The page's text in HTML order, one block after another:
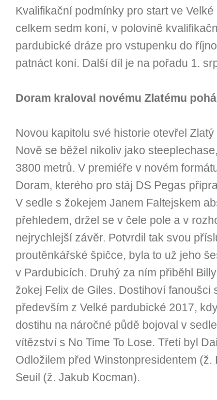
Kvalifikační podmínky pro start ve
celkem sedm koní, v polovině
pardubické dráze pro vstupenku do
patnáct koní. Další díl je na pořadu 1.
Doram kraloval novému Zlatému
Novou kapitolu své historie otevřel
Nově se běžel nikoliv jako
3800 metrů. V premiéře v novém
Doram, kterého pro stáj DS Pegas
V sedle s žokejem Janem Faltejskem
přehledem, držel se v čele pole a v
nejrychlejší závěr. Potvrdil tak svou
proutěnkářské špičce, byla to už jeho
v Pardubicích. Druhý za ním přiběhl
žokej Felix de Giles. Dostihoví fanoušci
především z Velké pardubické 2017,
dostihu na náročné půdě bojoval v
vítězství s No Time To Lose. Třetí byl
Odložilem před Winstonpresidentem
Seuil (ž. Jakub Kocman).